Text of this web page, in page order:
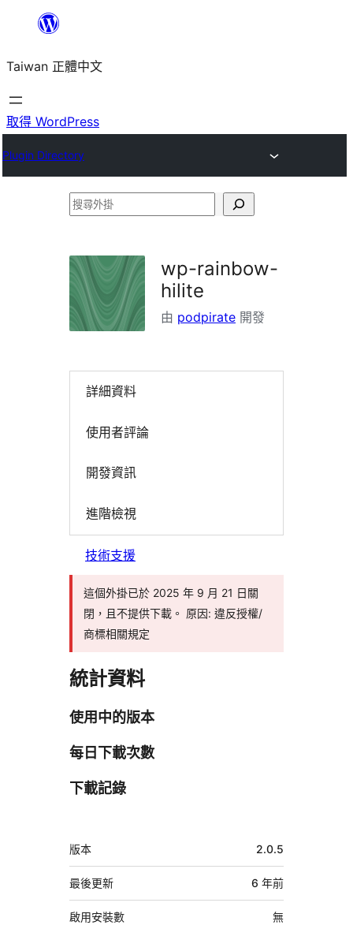
主
要
內
Taiwan 正體中文
取得 WordPress
Plugin Directory
搜
掛
wp-rainbow-
hilite
由 podpirate 開發
詳細資料
使用者評論
開發資訊
進階檢視
技術支援
這個外掛已於 2025 年 9 月 21 日關
閉，且不提供下載。 原因: 違反授權/
商標相關規定
統計資料
使用中的版本
每日下載次數
下載記錄
中
繼
資
料
版本 2.0.5
最後更新 6 年前
啟用安裝數 無